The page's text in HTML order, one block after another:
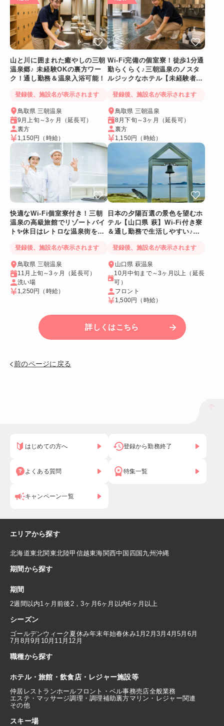
山と川に囲まれた癒やしの三朝
温泉郷♪ 未経験OKの裏方ワー
ク！通し勤務＆温泉入浴可能！
登録後、施設名が表示されます
鳥取県 三朝温泉
9月上旬～3ヶ月（延長可）
裏方
1,150円 （時給）
Wi-Fi完備の個室寮！徒歩1分通
勤らくらく♪三朝温泉のノスタ
ルジックなホテル【未経験者
登録後、施設名が表示されます
鳥取県 三朝温泉
8月下旬～3ヶ月（延長可）
裏方
1,150円 （時給）
快適なWi-Fi個室寮付き！三朝
温泉の高級旅館でリゾートバイ
ト✨休日はレトロな温泉街をの
登録後、施設名が表示されます
鳥取県 三朝温泉
11月上旬～3ヶ月（延長可）
洗い場
1,250円
（時給）
日本の夕陽百選の景色を望むホ
テル【山口県 萩】Wi-Fi付き寮
＆通し勤務で生活しやすい♪絶
登録後、施設名が表示されます
山口県 萩温泉
10月中旬まで～3ヶ月以上（延長
可）
フロント
1,500円
（時給）
詳しくはこちら
前のページに戻る
はじめての方へ 登録から勤務終了
よくある質問 特集一覧
キャンペーン一覧
エリアから探す
北海道東北関東北陸甲信越東海関西中国 四国 九州 沖縄
期間から探す
期間
2週間以内1ヶ月前後2，3ヶ月 6ヶ月以内6ヶ月以上
シーズン
ゴールデンウィーク 夏休み年末年始春休み1月2月3月 4月5月 6月
7月 8月9月 10月 11月 12月
職種から探す
ホテル・旅館・飲食店・レジャー施設等
仲居 レストランホールフロント・ベル事務売店全般業務
エステ・マッサージ調理・調理補助裏方マリン・レジャー関連
その他
スキー場